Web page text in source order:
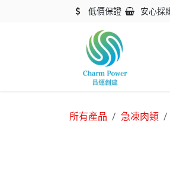
低價保證 安心採
所有產品 急凍肉類